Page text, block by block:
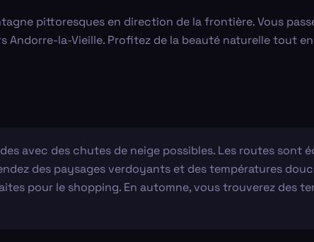
pittoresques en direction de la frontière. Vous
Andorre-la-Vieille. Profitez de la beauté naturelle tout
avec des chutes de neige possibles. Les routes sont
des paysages verdoyants et des températures
pour le shopping. En automne, vous trouverez des